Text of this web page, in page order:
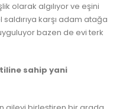
olarak algılıyor ve eşini
karşı adam atağa
bazen de evi terk
sahip yani